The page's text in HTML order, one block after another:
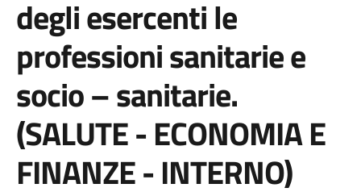
degli esercenti le
professioni sanitarie e
socio – sanitarie.
(SALUTE - ECONOMIA E
FINANZE - INTERNO)